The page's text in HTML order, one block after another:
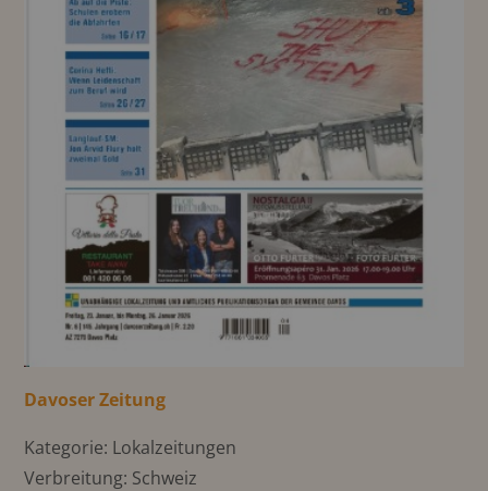
Davoser Zeitung
Kategorie: Lokalzeitungen
Verbreitung: Schweiz